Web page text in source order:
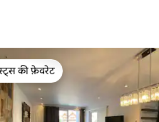
की फ़ेवरेट
की फ़ेवरेट